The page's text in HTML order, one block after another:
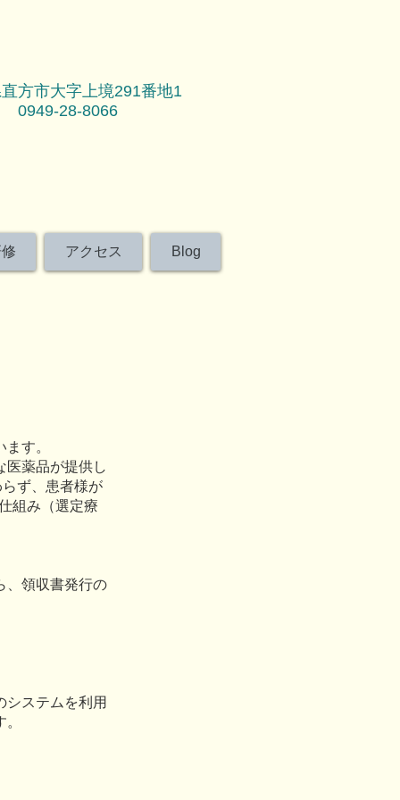
方市大字上境291番地1
0949-28-8066
アクセス Blog
す。
医薬品が提供し
ず、患者様が
組み（選定療
、領収書発行の
システムを利用